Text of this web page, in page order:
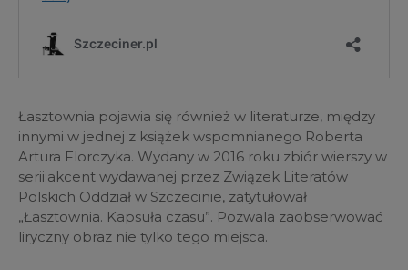
Łasztownia pojawia się również w literaturze, między
innymi w jednej z książek wspomnianego Roberta
Artura Florczyka. Wydany w 2016 roku zbiór wierszy w
serii:akcent wydawanej przez Związek Literatów
Polskich Oddział w Szczecinie, zatytułował
„Łasztownia. Kapsuła czasu”. Pozwala zaobserwować
liryczny obraz nie tylko tego miejsca.